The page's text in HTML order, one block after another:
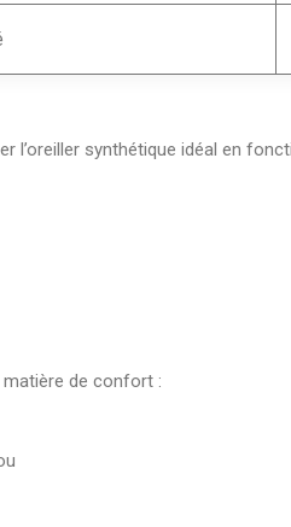
l’oreiller synthétique idéal en
de confort :